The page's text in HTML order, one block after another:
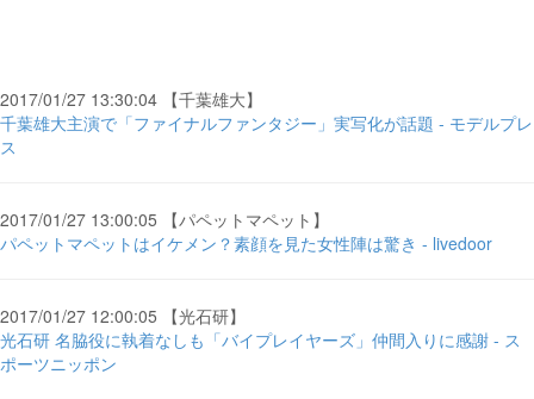
2017/01/27 13:30:04 【千葉雄大】
千葉雄大主演で「ファイナルファンタジー」実写化が話題 - モデルプレ
ス
2017/01/27 13:00:05 【パペットマペット】
パペットマペットはイケメン？素顔を見た女性陣は驚き - livedoor
2017/01/27 12:00:05 【光石研】
光石研 名脇役に執着なしも「バイプレイヤーズ」仲間入りに感謝 - ス
ポーツニッポン